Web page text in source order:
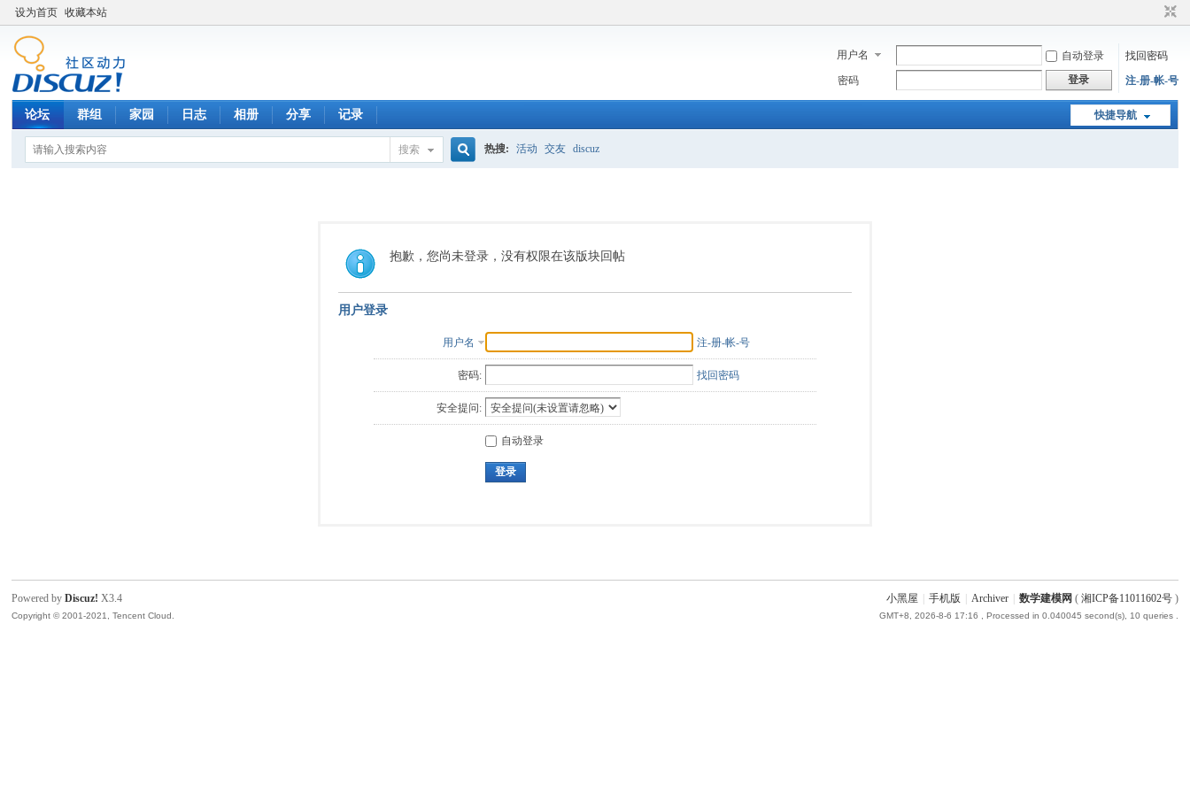
设为首页 收藏本站
用户名 自动登录
找回密码
密码
登录 注-册-帐-号
快捷导航
论坛 群组 家园 日志 相册 分享 记录
搜索
索
热搜: 活动 交友 discuz
抱歉，您尚未登录，没有权限在该版块回帖
用户登录
用户名 注-册-帐-号
密码: 找回密码
安全提问:
自动登录
登录
小黑屋 手机版 Archiver 数学建模网 ( 湘ICP备11011602号)
GMT+8, 2026-8-6 17:16 , Processed in 0.040045 second(s), 10 queries .
Powered byDiscuz! X3.4
Copyright © 2001-2021, Tencent Cloud.